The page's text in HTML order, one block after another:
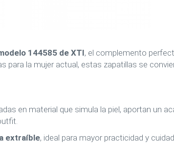
144585 de XTI, el complemento
para la mujer actual, estas zapatillas se
en material que simula la piel, aportan un
extraíble, ideal para mayor practicidad y